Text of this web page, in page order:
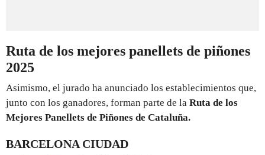
Ruta de los mejores panellets de piñones
2025
Asimismo, el jurado ha anunciado los establecimientos que,
junto con los ganadores, forman parte de la Ruta de los
Mejores Panellets de Piñones de Cataluña.
BARCELONA CIUDAD